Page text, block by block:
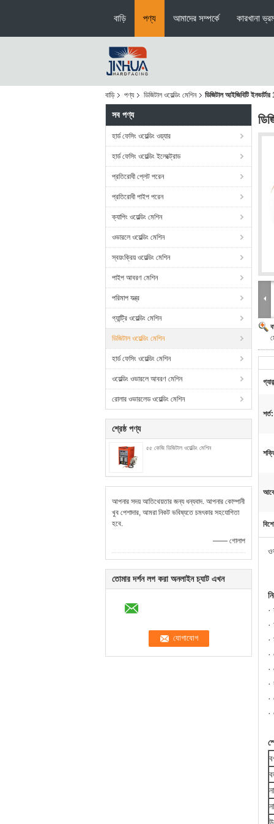
বাড়ি পণ্য আমাদের সম্পর্কে কারখানা
বাড়ি পণ্য ডিজিটাল ওয়েল্ডিং মেশিন ডিজিটাল আইজিবিটি
সব পণ্য
হার্ড ফেসিং ওয়েল্ডিং ওয়্যার
হার্ড ফেসিং ওয়েল্ডিং ইলেক্ট্রোড
প্রতিরোধী প্লেট পরেন
প্রতিরোধী পাইপ পরেন
ক্যাপিং ওয়েল্ডিং মেশিন
ওভারলে ওয়েল্ডিং মেশিন
স্বয়ংক্রিয় ওয়েল্ডিং মেশিন
পাইপ আবরণ মেশিন
পরিমাপ যন্ত্র
গ্যান্ট্রি ওয়েল্ডিং মেশিন
ডিজিটাল ওয়েল্ডিং মেশিন
হার্ড ফেসিং ওয়েল্ডিং মেশিন
ওয়েল্ডিং ওভারলে আবরণ মেশিন
রোলার ওভারলেড ওয়েল্ডিং মেশিন
শ্রেষ্ঠ পণ্য
৫৫ কেজি ডিজিটাল ওয়েল্ডিং মেশিন
আপনার সদয় আতিথেয়তার জন্য ধন্যবাদ. আপনার কোম্পানী
খুব পেশাদার, আমরা নিকট ভবিষ্যতে চমৎকার সহযোগিতা
হবে.
—— গোলাপ
তোমার দর্শন লগ করা অনলাইন চ্যাট এখন
শর্ত:
·
·
·
·
·
·
·
·